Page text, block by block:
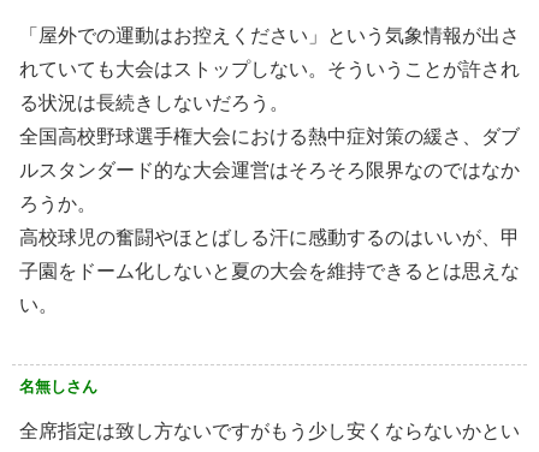
「屋外での運動はお控えください」という気象情報が出さ
れていても大会はストップしない。そういうことが許され
る状況は長続きしないだろう。
全国高校野球選手権大会における熱中症対策の緩さ、ダブ
ルスタンダード的な大会運営はそろそろ限界なのではなか
ろうか。
高校球児の奮闘やほとばしる汗に感動するのはいいが、甲
子園をドーム化しないと夏の大会を維持できるとは思えな
い。
名無しさん
全席指定は致し方ないですがもう少し安くならないかとい